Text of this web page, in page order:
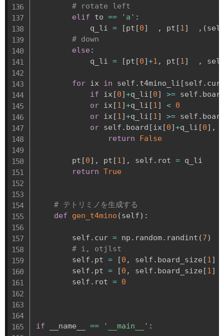
# rotate left
elif to == 'a' :
            q_li
= [pt [0] , pt [1 ] , (
# down
else :
            q_li
= [pt [0]+1 , pt [1 ] ,
for ix in self . t4mino_li [self . cur
if ix [0]+q_li [0] >= self .
or ix [1 ]+q_li [1 ] < 0
or ix [1 ]+q_li [1 ] >= self .
or self . board [ ix [0]+q_li [0] ,
return
False
        pt
[0] , pt [1 ] , self . rot = q_li
return True
# テトリミノを生成する
def
gen_t4mino (self) :
        self
. cur = np . random. randint (7)
# i, otjlst
        self
. pt = [0 , self . board_size [1 ]
        self
. pt = [0 , self . board_size [1 ]
        self
. rot = 0
if __name__ == '__main__' :